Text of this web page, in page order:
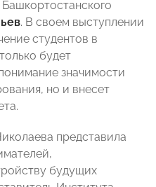
. В своем выступлении
студентов в
будет
значимости
но и внесет
представила
будущих